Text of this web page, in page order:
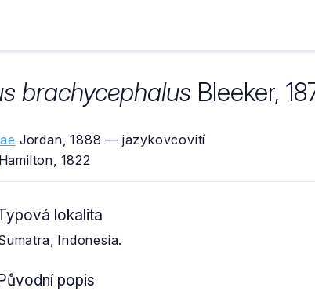
brachycephalus Bleeker,
Jordan, 1888 — jazykovcovití
Hamilton, 1822
lokalita
Indonesia.
popis